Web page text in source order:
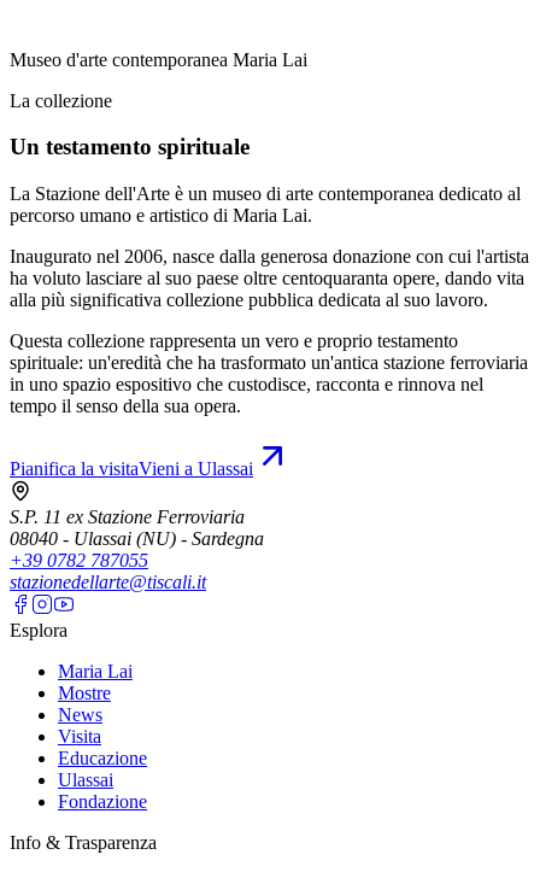
Museo d'arte contemporanea Maria Lai
La collezione
Un testamento spirituale
La Stazione dell'Arte è un museo di arte contemporanea dedicato al
percorso umano e artistico di Maria Lai.
Inaugurato nel 2006, nasce dalla generosa donazione con cui l'artista
ha voluto lasciare al suo paese oltre centoquaranta opere, dando vita
alla più significativa collezione pubblica dedicata al suo lavoro.
Questa collezione rappresenta un vero e proprio testamento
spirituale: un'eredità che ha trasformato un'antica stazione ferroviaria
in uno spazio espositivo che custodisce, racconta e rinnova nel
tempo il senso della sua opera.
Pianifica la visitaVieni a Ulassai
S.P. 11 ex Stazione Ferroviaria
08040 - Ulassai (NU) - Sardegna
+39 0782 787055
stazionedellarte@tiscali.it
Esplora
Maria Lai
Mostre
News
Visita
Educazione
Ulassai
Fondazione
Info & Trasparenza